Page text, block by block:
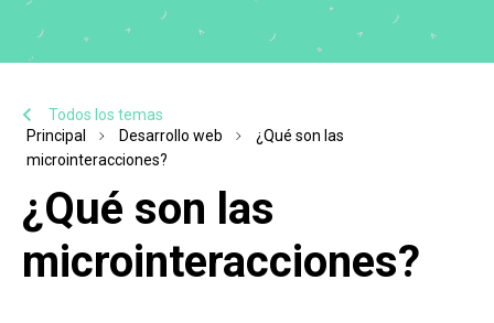
Todos los temas
Principal
Desarrollo web
¿Qué son las
microinteracciones?
¿Qué son las
microinteracciones?